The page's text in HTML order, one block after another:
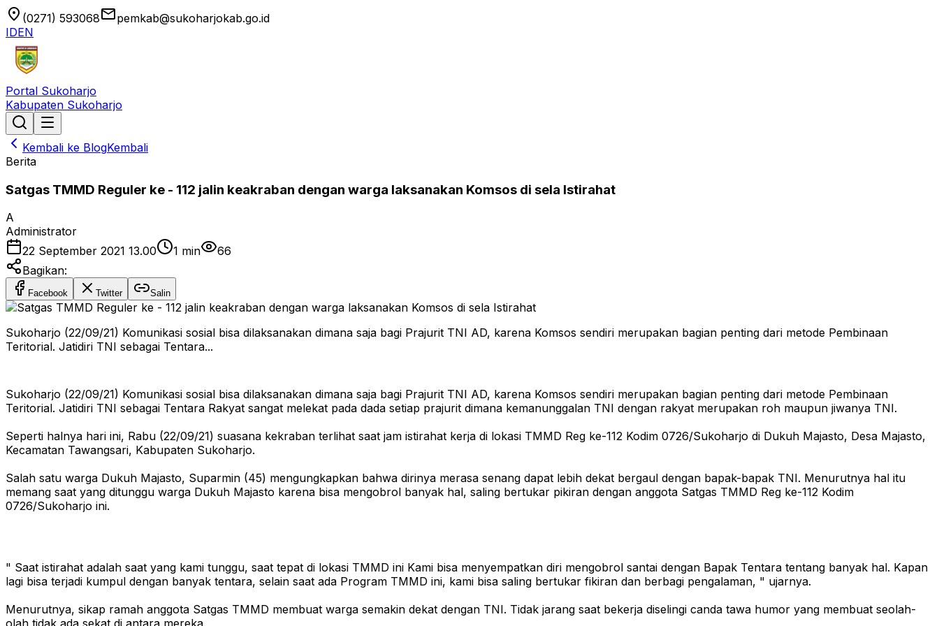
location_on (0271) 593068emailpemkab@sukoharjokab.go.id
IDEN
Portal Sukoharjo
Kabupaten Sukoharjo
Kembali ke BlogKembali
Berita
Satgas TMMD Reguler ke - 112 jalin keakraban dengan warga laksanakan Komsos di sela Istirahat
A
Administrator
22 September 2021 13.00
1 min
66
Bagikan:
Facebook Twitter Salin
Sukoharjo (22/09/21) Komunikasi sosial bisa dilaksanakan dimana saja bagi Prajurit TNI AD, karena Komsos sendiri merupakan bagian penting dari metode Pembinaan
Teritorial. Jatidiri TNI sebagai Tentara...
Sukoharjo (22/09/21) Komunikasi sosial bisa dilaksanakan dimana saja bagi Prajurit TNI AD, karena Komsos sendiri merupakan bagian penting dari metode Pembinaan
Teritorial. Jatidiri TNI sebagai Tentara Rakyat sangat melekat pada dada setiap prajurit dimana kemanunggalan TNI dengan rakyat merupakan roh maupun jiwanya TNI.
Seperti halnya hari ini, Rabu (22/09/21) suasana kekraban terlihat saat jam istirahat kerja di lokasi TMMD Reg ke-112 Kodim 0726/Sukoharjo di Dukuh Majasto, Desa Majasto,
Kecamatan Tawangsari, Kabupaten Sukoharjo.
Salah satu warga Dukuh Majasto, Suparmin (45) mengungkapkan bahwa dirinya merasa senang dapat lebih dekat bergaul dengan bapak-bapak TNI. Menurutnya hal itu
memang saat yang ditunggu warga Dukuh Majasto karena bisa mengobrol banyak hal, saling bertukar pikiran dengan anggota Satgas TMMD Reg ke-112 Kodim
0726/Sukoharjo ini.
" Saat istirahat adalah saat yang kami tunggu, saat tepat di lokasi TMMD ini Kami bisa menyempatkan diri mengobrol santai dengan Bapak Tentara tentang banyak hal. Kapan
lagi bisa terjadi kumpul dengan banyak tentara, selain saat ada Program TMMD ini, kami bisa saling bertukar fikiran dan berbagi pengalaman, " ujarnya.
Menurutnya, sikap ramah anggota Satgas TMMD membuat warga semakin dekat dengan TNI. Tidak jarang saat bekerja diselingi canda tawa humor yang membuat seolah-